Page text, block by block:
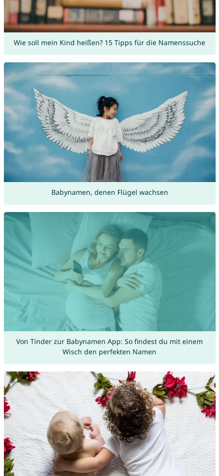
Wie soll mein Kind heißen? 15 Tipps für die Namenssuche
Babynamen, denen Flügel wachsen
Von Tinder zur Babynamen App: So findest du mit einem
Wisch den perfekten Namen